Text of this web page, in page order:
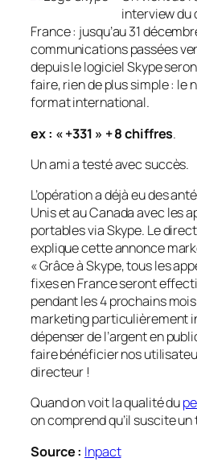
interview du
France : jusqu’au 31
communications passées
depuis le logiciel Skype
faire, rien de plus simple : le
format international.
ex : « +331 » + 8 chiffres.
Un ami a testé avec succès.
L’opération a déjà eu des
Unis et au Canada avec les
portables via Skype. Le
explique cette annonce
«Grâce à Skype, tous les
fixes en France seront
pendant les 4 prochains
marketing particulièrement
dépenser de l’argent en
faire bénéficier nos
directeur !
Quand on voit la qualité du
on comprend qu’il suscite
Source : Inpact